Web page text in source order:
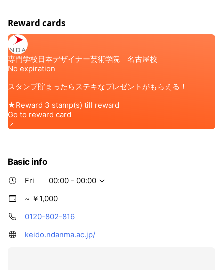
Reward cards
Basic info
Fri
00:00 - 00:00
~ ￥1,000
0120-802-816
keido.ndanma.ac.jp/